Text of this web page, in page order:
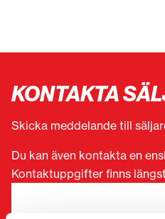
KONTAKTA
Skicka meddelande till
Du kan även kontakta en
Kontaktuppgifter finns